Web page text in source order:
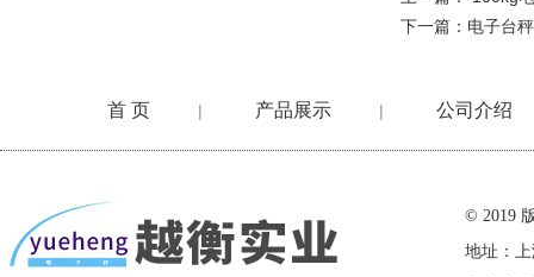
下一篇： 电子台
首 页 | 产品展示 | 公司介绍
© 2019
地址：